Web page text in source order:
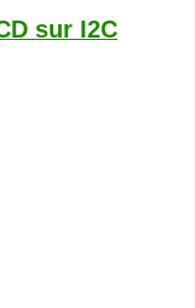
sur I2C